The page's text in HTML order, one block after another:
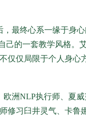
最终心系一缘于身
的一套教学风格
仅仅局限于个人身
洲NLP执行师、夏
习臼井灵气、卡鲁